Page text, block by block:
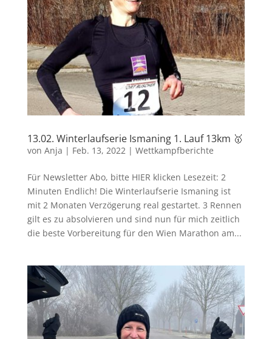
13.02. Winterlaufserie Ismaning 1. Lauf 13km 🥇
von Anja | Feb. 13, 2022| Wettkampfberichte
Für Newsletter Abo, bitte HIER klicken Lesezeit: 2
Minuten Endlich! Die Winterlaufserie Ismaning ist
mit 2 Monaten Verzögerung real gestartet. 3 Rennen
gilt es zu absolvieren und sind nun für mich zeitlich
die beste Vorbereitung für den Wien Marathon am...